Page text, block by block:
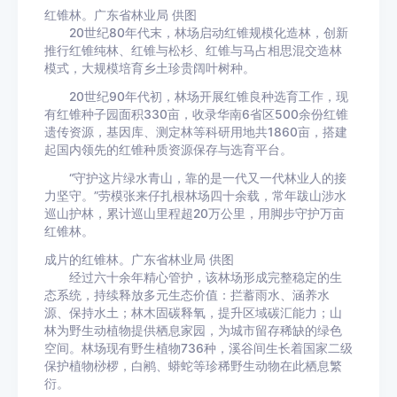
红锥林。广东省林业局 供图
20世纪80年代末，林场启动红锥规模化造林，创新
推行红锥纯林、红锥与松杉、红锥与马占相思混交造林
模式，大规模培育乡土珍贵阔叶树种。
20世纪90年代初，林场开展红锥良种选育工作，现
有红锥种子园面积330亩，收录华南6省区500余份红锥
遗传资源，基因库、测定林等科研用地共1860亩，搭建
起国内领先的红锥种质资源保存与选育平台。
“守护这片绿水青山，靠的是一代又一代林业人的接
力坚守。”劳模张来仔扎根林场四十余载，常年跋山涉水
巡山护林，累计巡山里程超20万公里，用脚步守护万亩
红锥林。
成片的红锥林。广东省林业局 供图
经过六十余年精心管护，该林场形成完整稳定的生
态系统，持续释放多元生态价值：拦蓄雨水、涵养水
源、保持水土；林木固碳释氧，提升区域碳汇能力；山
林为野生动植物提供栖息家园，为城市留存稀缺的绿色
空间。林场现有野生植物736种，溪谷间生长着国家二级
保护植物桫椤，白鹇、蟒蛇等珍稀野生动物在此栖息繁
衍。